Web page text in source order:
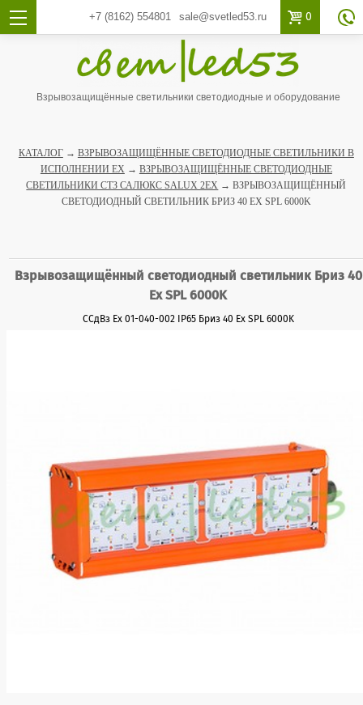
+7 (8162)554801 sale@svetled53.ru  0 
Взрывозащищённые светильники светодиодные и оборудование
КАТАЛОГ→ ВЗРЫВОЗАЩИЩЁННЫЕ СВЕТОДИОДНЫЕ СВЕТИЛЬНИКИ В
ИСПОЛНЕНИИ EX→ ВЗРЫВОЗАЩИЩЁННЫЕ СВЕТОДИОДНЫЕ
СВЕТИЛЬНИКИ СТЗ САЛЮКС SALUX 2EX → ВЗРЫВОЗАЩИЩЁННЫЙ
СВЕТОДИОДНЫЙ СВЕТИЛЬНИК БРИЗ 40 ЕХ SPL 6000K
Взрывозащищённый светодиодный светильник Бриз 40
Ех SPL 6000K
ССдВз Ех 01-040-002 IP65 Бриз 40 Ех SPL 6000K